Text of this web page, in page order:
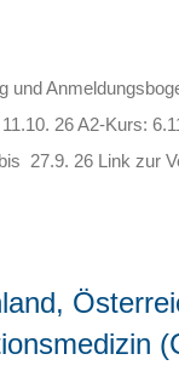
26 A2-Kurs:
27.9. 26 Link zur